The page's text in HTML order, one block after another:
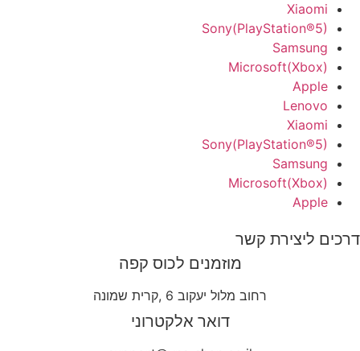
Xiaomi
Sony(PlayStation®5)
Samsung
Microsoft(Xbox)
Apple
Lenovo
Xiaomi
Sony(PlayStation®5)
Samsung
Microsoft(Xbox)
Apple
דרכים ליצירת קשר
מוזמנים לכוס קפה
רחוב מלול יעקוב 6 ,קרית שמונה
דואר אלקטרוני